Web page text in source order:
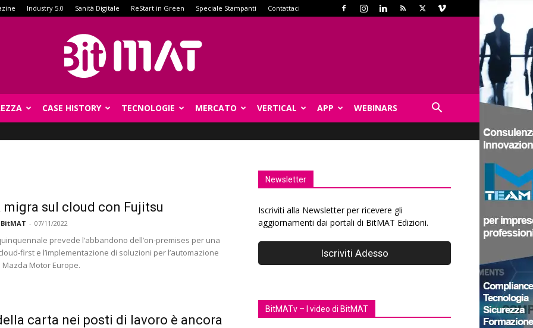
Industry 5.0 Sanità Digitale ReStart in Green Speciale Stampanti Contattaci
CASE HISTORY TECNOLOGIE MERCATO VERTICAL APP WEBINARS
migra sul cloud con Fujitsu
- 07/11/2022
prevede l’abbandono dell’on-premises per una
first e l’implementazione di soluzioni per l’automazione
Mazda Motor Europe.
carta nei posti di lavoro è ancora
Newsletter
Iscriviti alla Newsletter per ricevere gli
aggiornamenti dai portali di BitMAT Edizioni.
BitMATv – I video di BitMAT